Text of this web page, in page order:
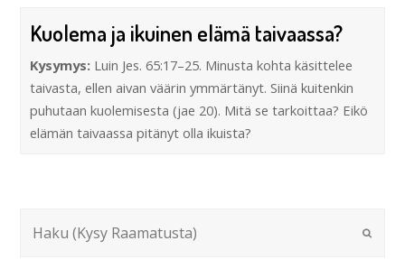
Kuolema ja ikuinen elämä taivaassa?
Kysymys: Luin Jes. 65:17–25. Minusta kohta käsittelee
taivasta, ellen aivan väärin ymmärtänyt. Siinä kuitenkin
puhutaan kuolemisesta (jae 20). Mitä se tarkoittaa? Eikö
elämän taivaassa pitänyt olla ikuista?